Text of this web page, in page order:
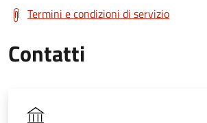
Termini e condizioni di servizio
Contatti